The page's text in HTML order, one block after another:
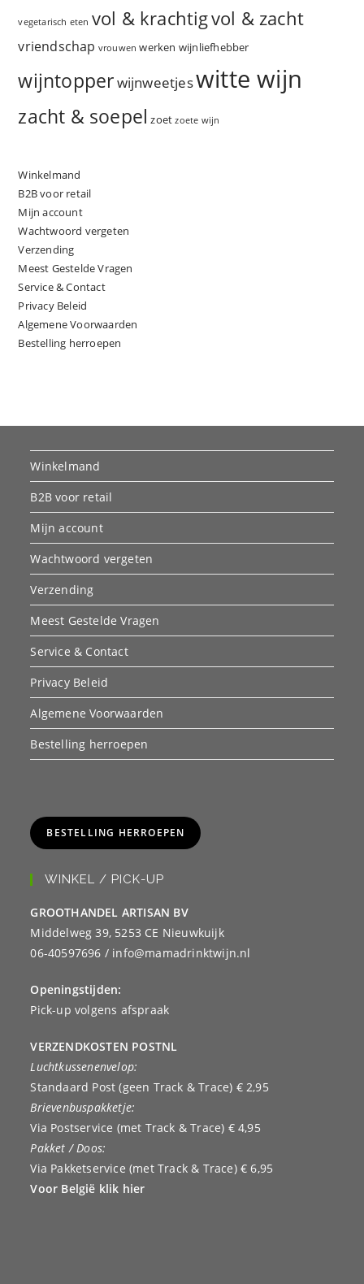
vegetarisch eten vol & krachtigvol & zacht
vriendschap vrouwen werken wijnliefhebber
wijntopperwijnweetjeswitte wijn
zacht & soepel zoet zoete wijn
Winkelmand
B2B voor retail
Mijn account
Wachtwoord vergeten
Verzending
Meest Gestelde Vragen
Service & Contact
Privacy Beleid
Algemene Voorwaarden
Bestelling herroepen
Winkelmand
B2B voor retail
Mijn account
Wachtwoord vergeten
Verzending
Meest Gestelde Vragen
Service & Contact
Privacy Beleid
Algemene Voorwaarden
Bestelling herroepen
BESTELLING HERROEPEN
WINKEL / PICK-UP
GROOTHANDEL ARTISAN BV
Middelweg 39, 5253 CE Nieuwkuijk
06-40597696 / info@mamadrinktwijn.nl
Openingstijden:
Pick-up volgens afspraak
VERZENDKOSTEN POSTNL
Luchtkussenenvelop:
Standaard Post (geen Track & Trace) € 2,95
Brievenbuspakketje:
Via Postservice (met Track & Trace) € 4,95
Pakket / Doos:
Via Pakketservice (met Track & Trace) € 6,95
Voor België klik hier